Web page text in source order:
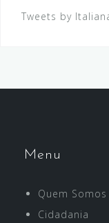
Tweets by
Menu
Quem Somos
Cidadania